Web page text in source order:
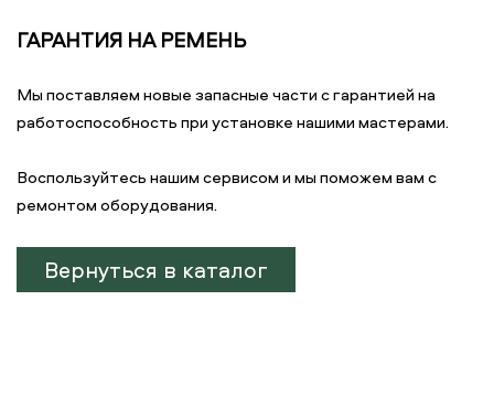
ГАРАНТИЯ НА РЕМЕНЬ
Мы поставляем новые запасные части с гарантией на
работоспособность при установке нашими мастерами.
Воспользуйтесь нашим сервисом и мы поможем вам с
ремонтом оборудования.
Вернуться в каталог